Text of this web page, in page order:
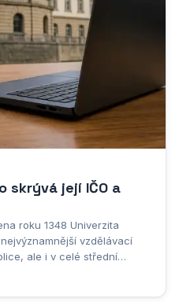
skrývá její IČO a
roku 1348 Univerzita
vzdělávací
ale i v celé střední
do středověku, kdy český